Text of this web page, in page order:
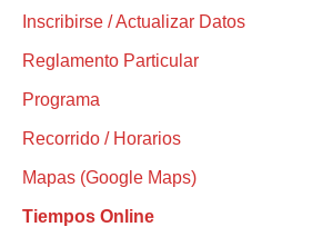
Inscribirse / Actualizar Datos
Reglamento Particular
Programa
Recorrido / Horarios
Mapas (Google Maps)
Tiempos Online